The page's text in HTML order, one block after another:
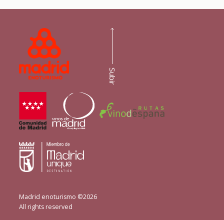
Madrid enoturismo ©2026
All rights reserved
Subir